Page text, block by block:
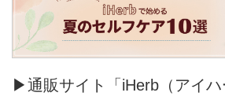
▶通販サイト「iHerb（アイ